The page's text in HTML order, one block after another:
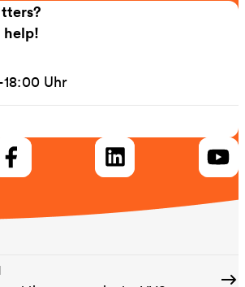
help!
Uhr